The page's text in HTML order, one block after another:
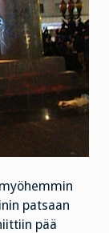
patsaan
pää